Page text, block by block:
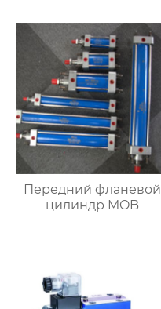
Передний фланевой
цилиндр MOB